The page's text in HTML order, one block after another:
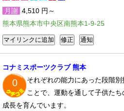
月謝 4,510 円～
熊本県熊本市中央区南熊本1-9-25
コナミスポーツクラブ 熊本
0
それぞれの能力にあった段階別
ことで、運動を通して子供たち
成長を育んでいます。